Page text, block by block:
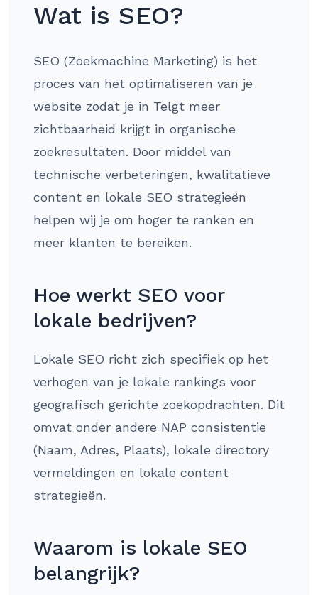
Wat is SEO?
SEO (Zoekmachine Marketing) is het
proces van het optimaliseren van je
website zodat je in Telgt meer
zichtbaarheid krijgt in organische
zoekresultaten. Door middel van
technische verbeteringen, kwalitatieve
content en lokale SEO strategieën
helpen wij je om hoger te ranken en
meer klanten te bereiken.
Hoe werkt SEO voor
lokale bedrijven?
Lokale SEO richt zich specifiek op het
verhogen van je lokale rankings voor
geografisch gerichte zoekopdrachten. Dit
omvat onder andere NAP consistentie
(Naam, Adres, Plaats), lokale directory
vermeldingen en lokale content
strategieën.
Waarom is lokale SEO
belangrijk?